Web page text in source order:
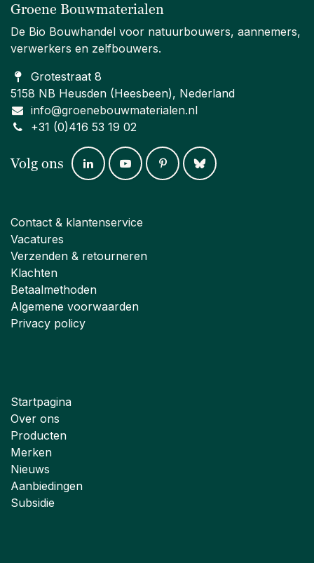
Groene Bouwmaterialen
De Bio Bouwhandel voor natuurbouwers, aannemers,
verwerkers en zelfbouwers.
Grotestraat 8
5158 NB Heusden (Heesbeen), Nederland
info@groenebouwmaterialen.nl
+31 (0)416 53 19 02
Volg ons
Contact & klantenservice
Vacatures
Verzenden & retourneren
Klachten
Betaalmethoden
Algemene voorwaarden
Privacy policy
Startpagina
Over ons
Producten
Merken
Nieuws
Aanbiedingen
Subsidie